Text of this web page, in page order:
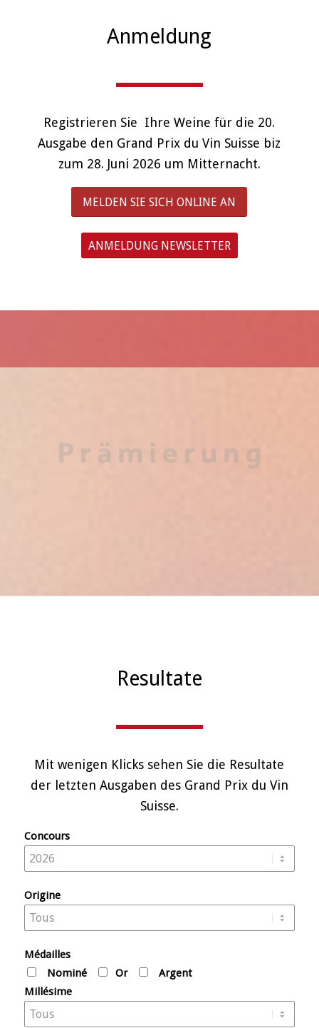
Anmeldung
Registrieren Sie Ihre Weine für die 20.
Ausgabe den Grand Prix du Vin Suisse biz
zum 28. Juni 2026 um Mitternacht.
MELDEN SIE SICH ONLINE AN
ANMELDUNG NEWSLETTER
Resultate
Mit wenigen Klicks sehen Sie die Resultate
der letzten Ausgaben des Grand Prix du Vin
Suisse.
Concours
Origine
Médailles
Nominé
Or
Argent
Millésime